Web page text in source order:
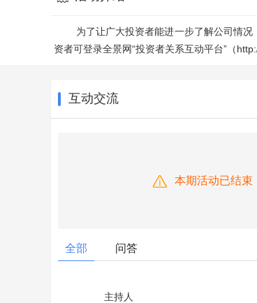
为了让广大投资者能进一步了解公司情况
资者可登录全景网“投资者关系互动平台” （
互动交流
本期活动已结束
全部 问答
主持人